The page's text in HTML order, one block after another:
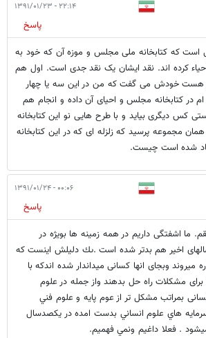
۲۲:۱۴ - ۱۳۹۱/۰۱/۲۳
پاسخ
است که کتابخانه ملی مجلس و موزه آن که خود به
کرده اند. نقد ایشان یک نقد جدی است. اول هم
هست خودش می گفت که من در این سه یا چهار
در کتابخانه مجلس و احیای آن داده و انجام هم
کس دیگری بیاید و با طرح هایی نو این کتابخانه
همان مجموعه پرسید که زلزله ای که در این کتابخانه
شده است چیست.
۰۰:۰۶ - ۱۳۹۱/۰۱/۲۴
پاسخ
ما اشفتگى داريم در همه زمينه ها بويژه در
اخير هم بدتر شده است .ىك دليلش اينست كه
ميروند وبجاى انها كسانى ميداندار شده اندكه با
مشكلات راه حل بدهند واز جمله در علوم
بمراتب مشكل تر از عوم پايه و علوم فني
هاي علوم انساني بدست امده در يكصدسال
. فعلا داغيم ونمي فهميم.